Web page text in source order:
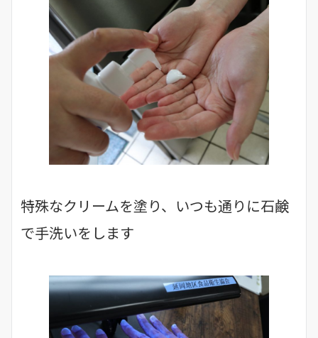
特殊なクリームを塗り、いつも通りに石鹸
で手洗いをします